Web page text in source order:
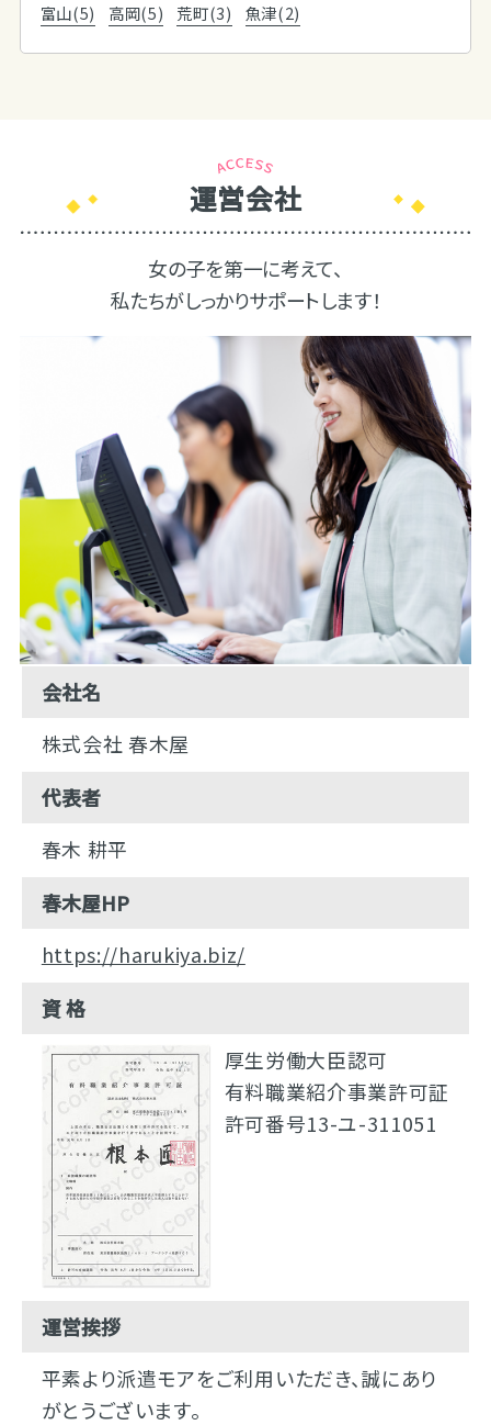
富山(5) 高岡(5) 荒町(3) 魚津(2)
運営会社
女の子を第一に考えて、
私たちがしっかりサポートします！
会社名
株式会社 春木屋
代表者
春木 耕平
春木屋HP
https://harukiya.biz/
資 格
厚生労働大臣認可
有料職業紹介事業許可証
許可番号13-ユ-311051
運営挨拶
平素より派遣モアをご利用いただき、誠にあり
がとうございます。